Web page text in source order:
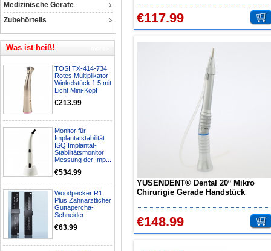
Medizinische Geräte
Zubehörteils
Was ist heiß!
TOSI TX-414-734
Rotes Multiplikator
Winkelstück 1:5 mit
Licht Mini-Kopf
€213.99
Monitor für
Implantatstabilität
ISQ Implantat-
Stabilitätsmonitor
Messung der Imp...
€534.99
Woodpecker R1
Plus Zahnärztlicher
Guttapercha-
Schneider
€63.99
Nationalfeiertagsangebot
Aufbereitung rotierender
Instrumente
Welche Zahnbleaching-
Methoden gibt es?
€117.99
YUSENDENT® Dental 20º Mikro
Chirurigie Gerade Handstück
€148.99